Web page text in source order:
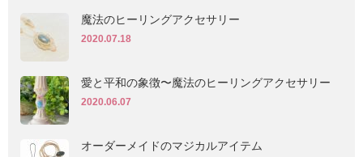
魔法のヒーリングアクセサリー
2020.07.18
愛と平和の象徴〜魔法のヒーリングアクセサリー
2020.06.07
オーダーメイドのマジカルアイテム